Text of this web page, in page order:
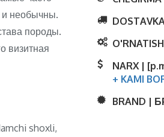
и необычны.
породы.
визитная
shoxli,
NARX |
+ KAMI
BRAND |